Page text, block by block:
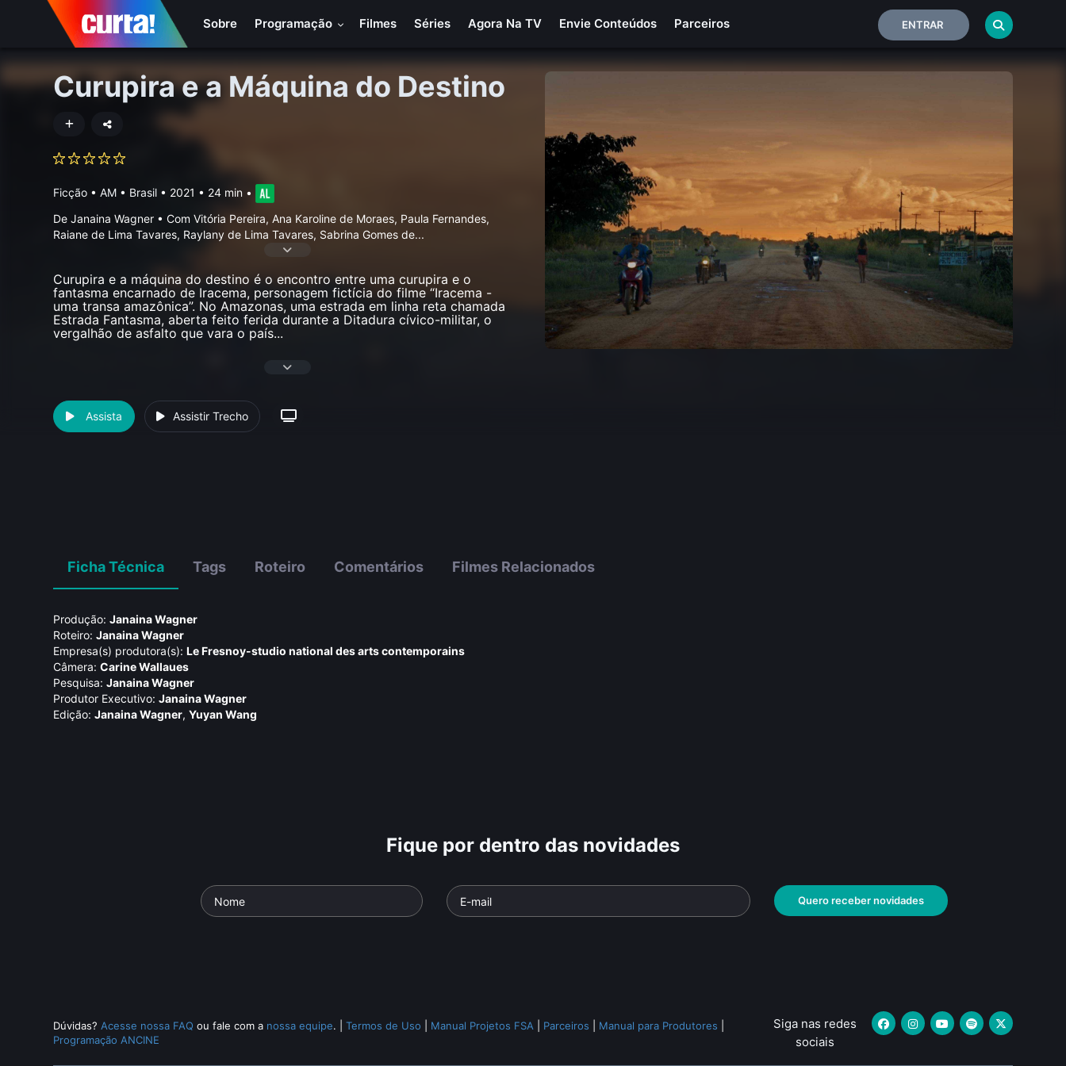
Sobre Programação Filmes Séries Agora Na TV Envie Conteúdos Parceiros ENTRAR
Curupira e a Máquina do Destino
Ficção •AM • Brasil • 2021 • 24 min •
De Janaina Wagner • Com Vitória Pereira, Ana Karoline de Moraes, Paula Fernandes,
Raiane de Lima Tavares, Raylany de Lima Tavares, Sabrina Gomes de...
Curupira e a máquina do destino é o encontro entre uma curupira e o
fantasma encarnado de Iracema, personagem fictícia do filme “Iracema -
uma transa amazônica”. No Amazonas, uma estrada em linha reta chamada
Estrada Fantasma, aberta feito ferida durante a Ditadura cívico-militar, o
vergalhão de asfalto que vara o país...
Assista Assistir Trecho
Ficha Técnica Tags Roteiro Comentários Filmes Relacionados
Produção: Janaina Wagner
Roteiro: Janaina Wagner
Empresa(s) produtora(s): Le Fresnoy-studio national des arts contemporains
Câmera: Carine Wallaues
Pesquisa: Janaina Wagner
Produtor Executivo: Janaina Wagner
Edição: Janaina Wagner,Yuyan Wang
Fique por dentro das novidades
Quero receber novidades
Dúvidas? Acesse nossa FAQ ou fale com a nossa equipe. |Termos de Uso Manual Projetos FSA Parceiros Manual para Produtores
Programação ANCINE
Siga nas redes
sociais